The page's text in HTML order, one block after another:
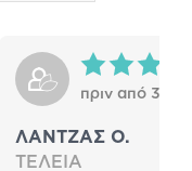
πριν από 3
ΛΑΝΤΖΑΣ O.
ΤΕΛΕΙΑ